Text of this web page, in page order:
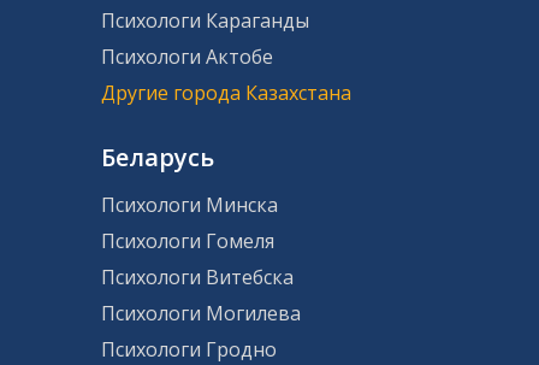
Психологи Караганды
Психологи Актобе
Другие города Казахстана
Беларусь
Психологи Минска
Психологи Гомеля
Психологи Витебска
Психологи Могилева
Психологи Гродно